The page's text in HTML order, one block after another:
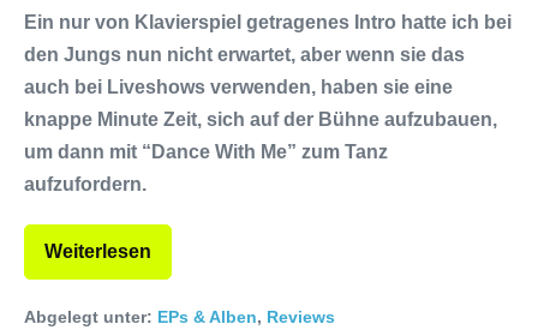
Ein nur von Klavierspiel getragenes Intro hatte ich bei
den Jungs nun nicht erwartet, aber wenn sie das
auch bei Liveshows verwenden, haben sie eine
knappe Minute Zeit, sich auf der Bühne aufzubauen,
um dann mit “Dance With Me” zum Tanz
aufzufordern.
Weiterlesen
Abgelegt unter: EPs & Alben, Reviews